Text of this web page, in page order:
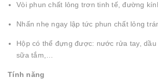
Vòi phun chất lỏng trơn tinh tế, đường
Nhấn nhẹ ngay lập tức phun chất lỏng
Hộp có thể đựng được: nước rửa tay, dầu
sữa tắm,…
Tính năng